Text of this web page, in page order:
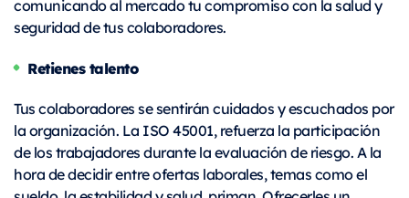
comunicando al mercado tu compromiso con la salud y
seguridad de tus colaboradores.
Retienes talento
Tus colaboradores se sentirán cuidados y escuchados por
la organización. La ISO 45001, refuerza la participación
de los trabajadores durante la evaluación de riesgo. A la
hora de decidir entre ofertas laborales, temas como el